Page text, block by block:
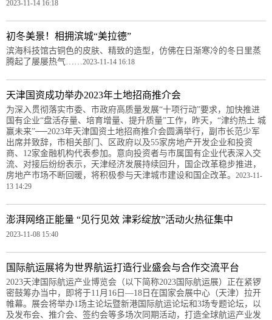
2023-11-14 16:18
初冬美景！相拥滨城“美拉德”
滨海科技馆古铜色的皮肤、精致的造型，仿佛在日渐寒冷的冬日里蒸
腾起了屡屡热气…… 2023-11-14 16:18
天津国资成功举办2023年土地招商推介会
为深入贯彻落实市委、市政府高质量发展“十项行动”要求，加快推进
国有企业“盘活存量、培育增量、提升质量”工作，昨天，“津约热土 城
赢未来”──2023年天津国资土地招商推介会圆满举行，副市长范少军
出席并致辞，市相关部门、区政府以及55家房地产开发企业和投资
商、12家金融机构代表参加。意向投资者与市属国有企业代表深入交
流、对接后纷纷表示，天津经济发展持续回升，国企改革稳步推进，
房地产市场不断回暖，将积极参与天津城市建设和国企改革。 2023-11-
13 14:29
澎湃网络正能量 “见行见效 津彩绽放”活动火热征集中
2023-11-08 15:40
国际航运展将为世界航运打造行业盛会与合作交流平台
2023天津国际航运产业博览会（以下简称2023国际航运展）正在紧锣
密鼓筹办当中，即将于11月16日—18日在国家会展中心（天津）拉开
帷幕。展会将举办1场主论坛暨新港国际航运论坛和3场专题论坛，以
及发布会、推介会、签约会等多场次同期活动，打造全球航运产业发